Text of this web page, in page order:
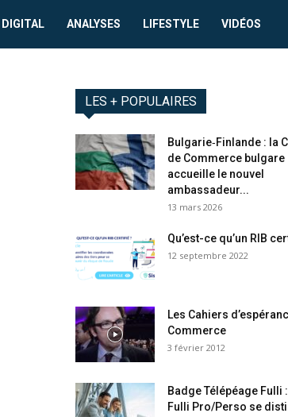
DIGITAL ANALYSES LIFESTYLE VIDÉOS
LES + POPULAIRES
Bulgarie‑Finlande : la
de Commerce bulgare
accueille le nouvel
ambassadeur...
13 mars 2026
Qu’est-ce qu’un RIB
12 septembre 2022
Les Cahiers
Commerce
3 février 2012
Badge Télépéage Fulli
Fulli Pro/Perso se